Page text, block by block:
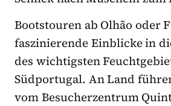
Bootstouren ab Olhão oder
faszinierende Einblicke in
des wichtigsten
Südportugal. An Land
vom Besucherzentrum